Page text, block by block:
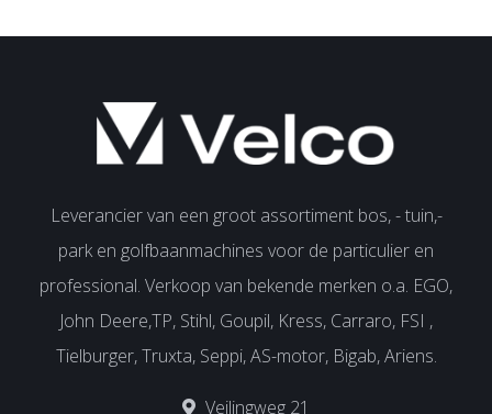
Leverancier van een groot assortiment bos, - tuin,-
park en golfbaanmachines voor de particulier en
professional. Verkoop van bekende merken o.a. EGO,
John Deere,TP, Stihl, Goupil, Kress, Carraro, FSI ,
Tielburger, Truxta, Seppi, AS-motor, Bigab, Ariens.
Veilingweg 21